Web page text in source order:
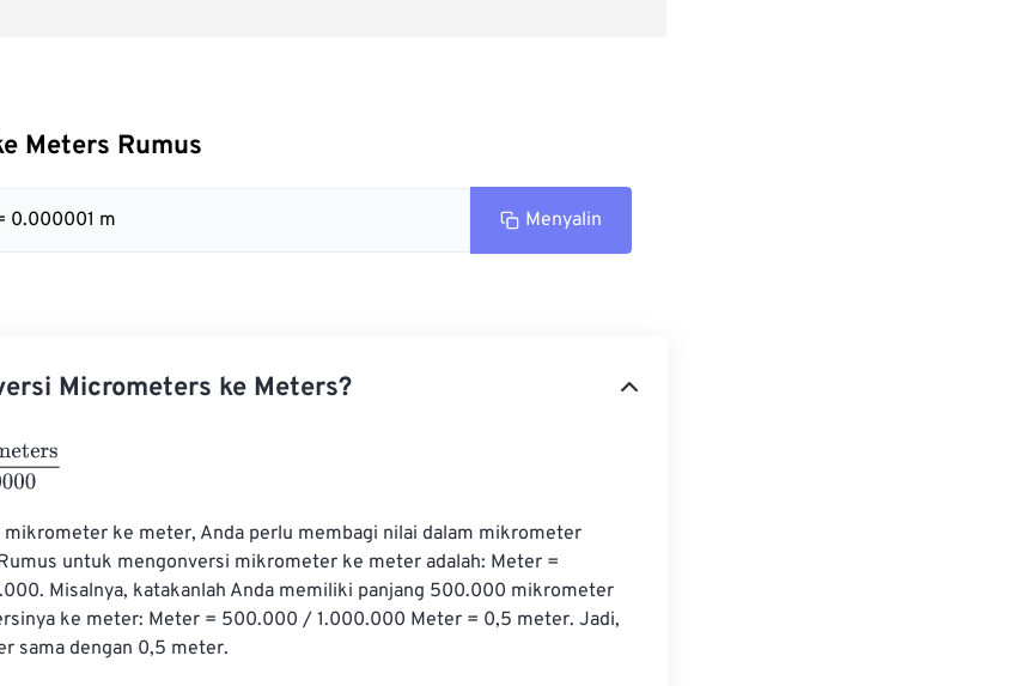
Meters Rumus
0.000001 m Menyalin
Micrometers ke Meters?
1000000
ke meter, Anda perlu membagi nilai dalam mikrometer
untuk mengonversi mikrometer ke meter adalah: Meter =
Misalnya, katakanlah Anda memiliki panjang 500.000 mikrometer
ke meter: Meter = 500.000 / 1.000.000 Meter = 0,5 meter. Jadi,
sama dengan 0,5 meter.